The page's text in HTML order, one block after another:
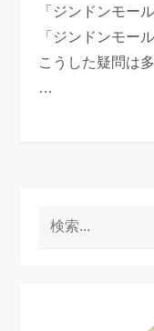
「ジンドンモー
「ジンドンモー
こうした疑問は
…